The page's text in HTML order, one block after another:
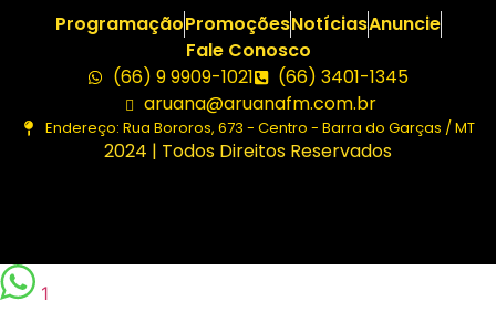
ProgramaçãoPromoçõesNotíciasAnuncie
Fale Conosco
(66) 9 9909-1021
(66) 3401-1345
aruana@aruanafm.com.br
Endereço: Rua Bororos, 673 - Centro - Barra do Garças / MT
2024 | Todos Direitos Reservados
1